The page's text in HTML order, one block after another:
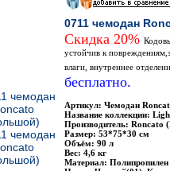
0711 чемодан
Скидка 20%
устойчив к
влаги, внутреннее
бесплатно.
Артикул: Чемодан
Название коллекции:
Производитель: Roncato
Размер: 53*75*30 см
Объём: 90 л
Вес: 4,6 кг
Материал: Полипропилен